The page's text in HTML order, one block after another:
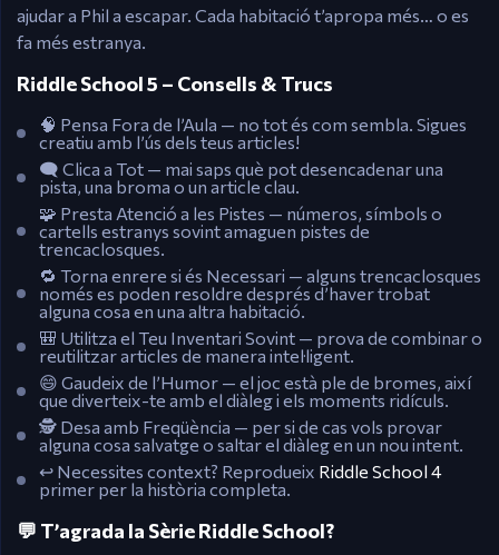
ajudar a Phil a escapar. Cada habitació t’apropa més… o es
fa més estranya.
Riddle School 5 – Consells & Trucs
🧠 Pensa Fora de l’Aula — no tot és com sembla. Sigues
creatiu amb l’ús dels teus articles!
🗨️ Clica a Tot — mai saps què pot desencadenar una
pista, una broma o un article clau.
🧩 Presta Atenció a les Pistes — números, símbols o
cartells estranys sovint amaguen pistes de
trencaclosques.
🔁 Torna enrere si és Necessari — alguns trencaclosques
només es poden resoldre després d’haver trobat
alguna cosa en una altra habitació.
🎒 Utilitza el Teu Inventari Sovint — prova de combinar o
reutilitzar articles de manera intel·ligent.
😄 Gaudeix de l’Humor — el joc està ple de bromes, així
que diverteix-te amb el diàleg i els moments ridículs.
🕵️ Desa amb Freqüència — per si de cas vols provar
alguna cosa salvatge o saltar el diàleg en un nou intent.
↩️ Necessites context? Reprodueix Riddle School 4
primer per la història completa.
💬 T’agrada la Sèrie Riddle School?